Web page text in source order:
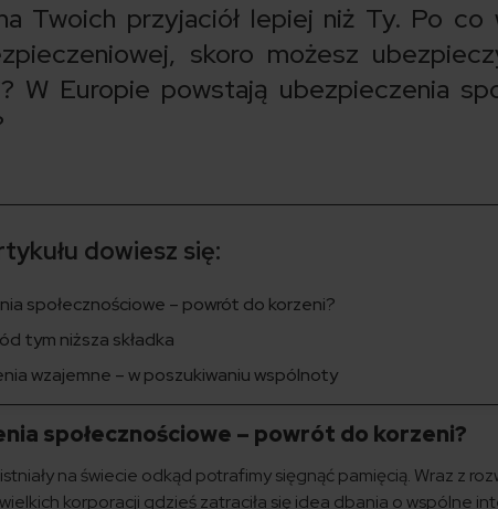
Twoich przyjaciół lepiej niż Ty. Po co
skoro możesz
W Europie powstają ubezpieczenia
dowiesz się:
społecznościowe – powrót do korzeni?
tym niższa składka
wzajemne – w poszukiwaniu wspólnoty
społecznościowe – powrót do korzeni?
na świecie odkąd potrafimy sięgnąć pamięcią. Wraz z
korporacji gdzieś zatraciła się idea dbania o wspólne